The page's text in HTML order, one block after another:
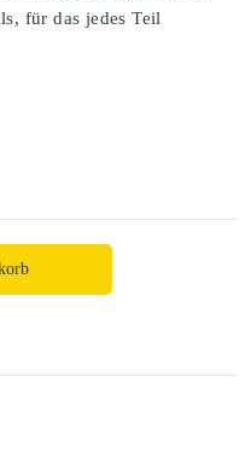
für das jedes Teil